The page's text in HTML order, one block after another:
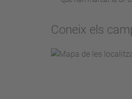
Coneix els